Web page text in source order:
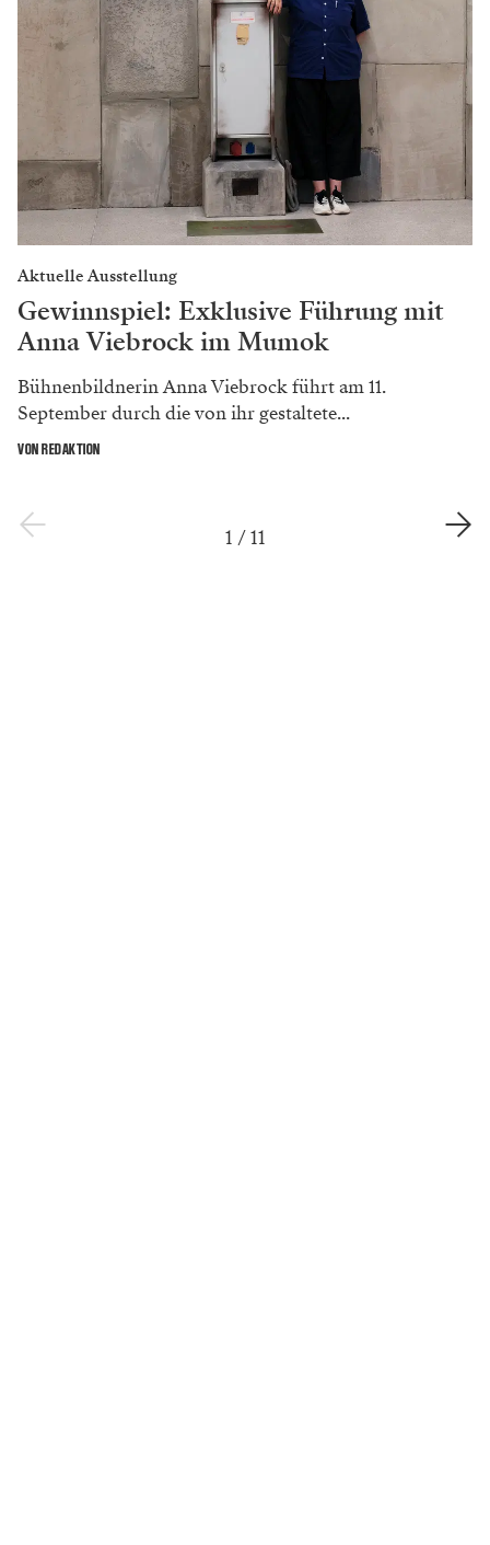
Aktuelle Ausstellung
Gewinnspiel: Exklusive Führung mit
Anna Viebrock im Mumok
Bühnenbildnerin Anna Viebrock führt am 11.
September durch die von ihr gestaltete...
VON REDAKTION
1 /11